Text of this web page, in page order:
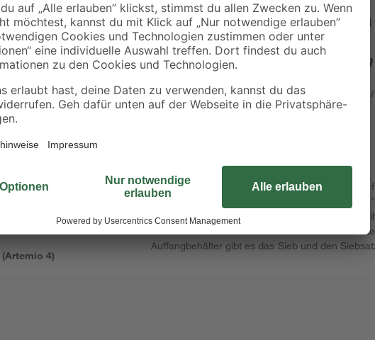
Mörtelkübel 'Profi
Line' 40 l
4, 99 € 5,49 €
toom
Fliesenschwamm 165
x 110 x 65 mm
3,49 €
B1
99
7,11 €
stellen und Artemia beim
4)
Wenn Sie Ihr eigenes Lebendfutter z. B.
benötigen Sie diesen Auffangbehälter "Artemio
stabilem, durchsichtigen Kunststoff. Sie
und die Artemia ablassen und mit diesem
Auffangbehälter gibt es das Sieb und den